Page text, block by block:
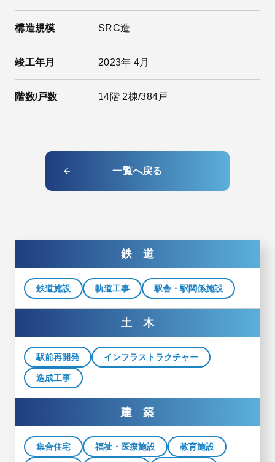
構造規模 SRC造
竣工年月 2023年 4月
階数/戸数 14階 2棟/384戸
一覧へ戻る
鉄 道
鉄道施設 軌道工事 駅舎・駅関係施設
土 木
駅前再開発 インフラストラクチャー
造成工事
建 築
集合住宅 福祉・医療施設 教育施設